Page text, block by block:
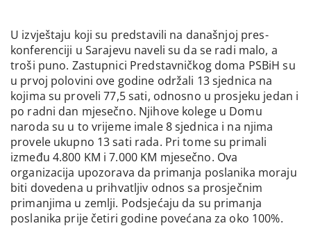
U izvještaju koji su predstavili na današnjoj pres-
konferenciji u Sarajevu naveli su da se radi malo, a
troši puno. Zastupnici Predstavničkog doma PSBiH su
u prvoj polovini ove godine održali 13 sjednica na
kojima su proveli 77,5 sati, odnosno u prosjeku jedan i
po radni dan mjesečno. Njihove kolege u Domu
naroda su u to vrijeme imale 8 sjednica i na njima
provele ukupno 13 sati rada. Pri tome su primali
između 4.800 KM i 7.000 KM mjesečno. Ova
organizacija upozorava da primanja poslanika moraju
biti dovedena u prihvatljiv odnos sa prosječnim
primanjima u zemlji. Podsjećaju da su primanja
poslanika prije četiri godine povećana za oko 100%.